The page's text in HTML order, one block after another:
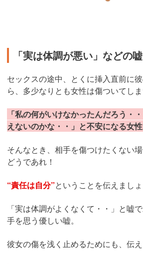
「実は体調が悪い」などの
セックスの途中、とくに挿入直前に
ら、多少なりとも女性は傷ついてしま
「私の何がいけなかったんだろう・
えないのかな・・」と不安になる女性
そんなとき、相手を傷つけたくない
どうであれ！
“責任は自分”ということを伝えましょ
「実は体調がよくなくて・・」と嘘
手を思う優しい嘘。
彼女の傷を浅く止めるためにも、伝え